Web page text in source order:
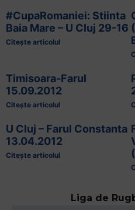
#CupaRomaniei: Stiinta
Baia Mare – U Cluj 29-16
Citește articolul
Timisoara-Farul
15.09.2012
Citește articolul
U Cluj – Farul Constanta
13.04.2012
Citește articolul
Liga de